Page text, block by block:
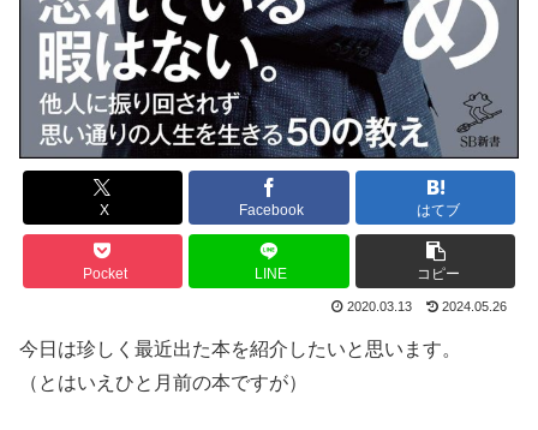
X Facebook はてブ
Pocket LINE コピー
2020.03.13 2024.05.26
今日は珍しく最近出た本を紹介したいと思います。
（とはいえひと月前の本ですが）